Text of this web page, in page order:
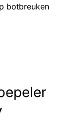
botbreuken